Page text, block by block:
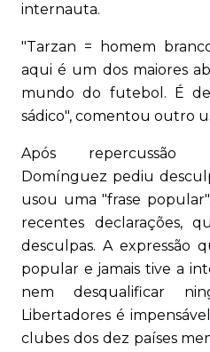
internauta.
"Tarzan = homem
aqui é um dos maiores
mundo do futebol. É
sádico", comentou outro
Após repercussão
Domínguez pediu
usou uma "frase
recentes declarações,
desculpas. A expressão
popular e jamais tive a
nem desqualificar
Libertadores é
clubes dos dez países